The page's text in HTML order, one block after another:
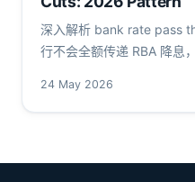
深入解析 bank rate pass
行不会全额传递 RBA 降息
24 May 2026